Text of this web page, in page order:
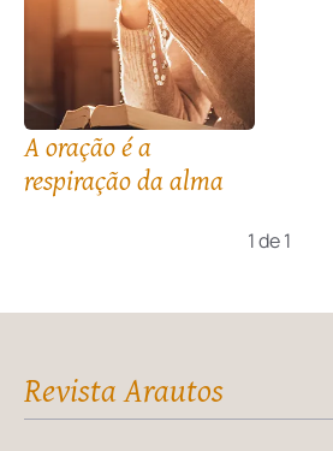
A oração é a
respiração da alma
1 de 1
Revista Arautos